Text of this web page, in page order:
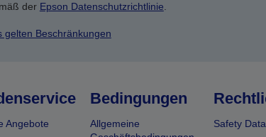
der Epson Datenschutzrichtlinie.
gelten Beschränkungen
Angebote
Bedingungen
Allgemeine
Safety